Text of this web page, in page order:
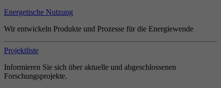
Energetische Nutzung
Wir entwickeln Produkte und Prozesse für die Energiewende
Projektliste
Informieren Sie sich über aktuelle und abgeschlossenen
Forschungsprojekte.